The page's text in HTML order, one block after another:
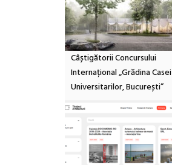
Câștigătorii Concursului
Internațional „Grădina Casei
Universitarilor, București”